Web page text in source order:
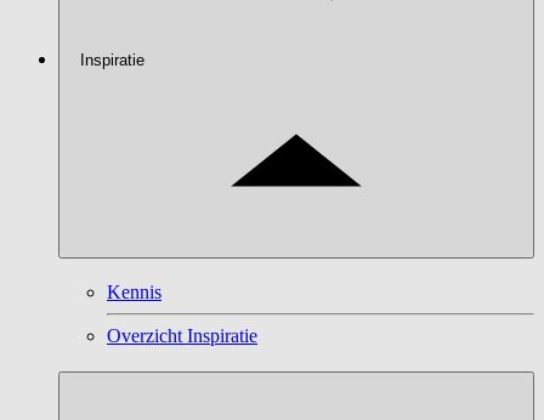
Inspiratie
Kennis
Overzicht Inspiratie